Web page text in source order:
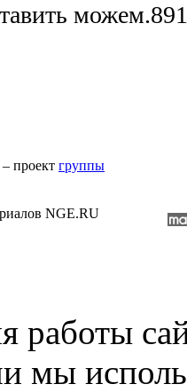
проект группы
NGE.RU
работы
мы